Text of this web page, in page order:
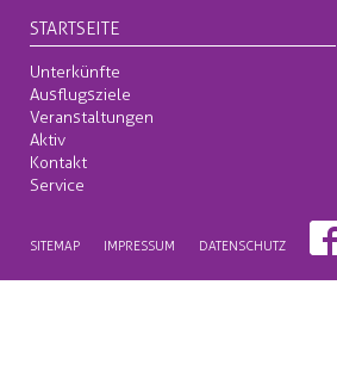
STARTSEITE
Unterkünfte
Ausflugsziele
Veranstaltungen
Aktiv
Kontakt
Service
SITEMAP IMPRESSUM DATENSCHUTZ